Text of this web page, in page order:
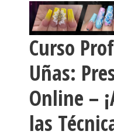
Curso
Uñas:
Online –
las